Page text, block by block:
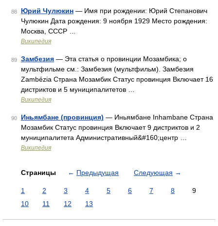
88 Юрий Чулюкин — Имя при рождении: Юрий Степанович
Чулюкин Дата рождения: 9 ноября 1929 Место рождения:
Москва, СССР …
Википедия
89 Замбезия — Эта статья о провинции Мозамбика; о
мультфильме см.: Замбезия (мультфильм). Замбезия
Zambézia Страна Мозамбик Статус провинция Включает 16
дистриктов и 5 муниципалитетов …
Википедия
90 Иньямбане (провинция) — Иньямбане Inhambane Страна
Мозамбик Статус провинция Включает 9 дистриктов и 2
муниципалитета Административный&#160;центр …
Википедия
Страницы ← Предыдущая Следующая →
1 2 3 4 5 6 7 8
9
10
11 12 13